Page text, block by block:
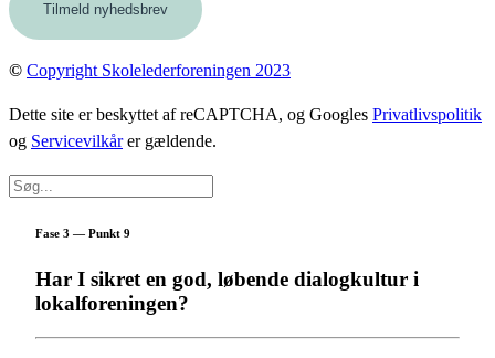
© Copyright Skolelederforeningen 2023
Dette site er beskyttet af reCAPTCHA, og Googles Privatlivspolitik
og Servicevilkårer gældende.
Fase 3 — Punkt 9
Har I sikret en god, løbende dialogkultur i
lokalforeningen?